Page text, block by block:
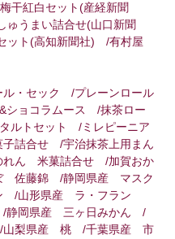
紅白セット(産経新聞
うまい詰合せ(山口新聞
ット(高知新聞社) /有村屋
・セック /プレーンロール
ショコラムース /抹茶ロー
ルトセット /ミレピーニア
詰合せ /宇治抹茶上用まん
れん 米菓詰合せ /加賀おか
佐藤錦 /静岡県産 マスク
/山形県産 ラ・フラン
岡県産 三ヶ日みかん /
梨県産 桃 /千葉県産 市